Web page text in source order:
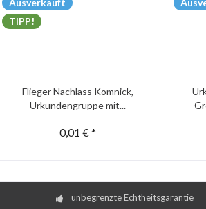
Ausverkauft
TIPP!
Flieger Nachlass Komnick,
Urkundengruppe mit...
0,01 € *
unbegrenzte Echtheitsgarantie